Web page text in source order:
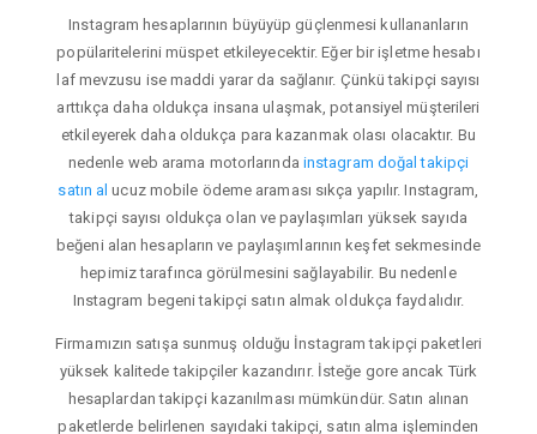
Instagram hesaplarının büyüyüp güçlenmesi kullananların
popülaritelerini müspet etkileyecektir. Eğer bir işletme hesabı
laf mevzusu ise maddi yarar da sağlanır. Çünkü takipçi sayısı
arttıkça daha oldukça insana ulaşmak, potansiyel müşterileri
etkileyerek daha oldukça para kazanmak olası olacaktır. Bu
nedenle web arama motorlarında instagram doğal takipçi
satın al ucuz mobile ödeme araması sıkça yapılır. Instagram,
takipçi sayısı oldukça olan ve paylaşımları yüksek sayıda
beğeni alan hesapların ve paylaşımlarının keşfet sekmesinde
hepimiz tarafınca görülmesini sağlayabilir. Bu nedenle
Instagram begeni takipçi satın almak oldukça faydalıdır.
Firmamızın satışa sunmuş olduğu İnstagram takipçi paketleri
yüksek kalitede takipçiler kazandırır. İsteğe gore ancak Türk
hesaplardan takipçi kazanılması mümkündür. Satın alınan
paketlerde belirlenen sayıdaki takipçi, satın alma işleminden